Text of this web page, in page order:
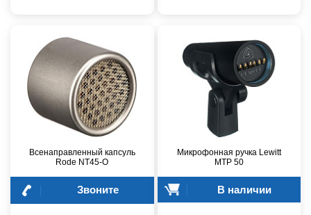
Всенаправленный капсуль
Rode NT45-O
Звоните
Микрофонная ручка Lewitt
MTP 50
В наличии